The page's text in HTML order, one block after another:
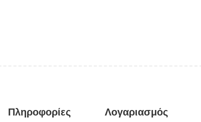
Πληροφορίες Λογαριασμός